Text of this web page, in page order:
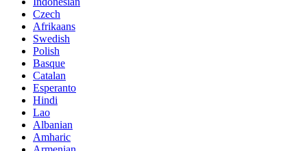
Czech
Afrikaans
Swedish
Polish
Basque
Catalan
Esperanto
Hindi
Lao
Albanian
Amharic